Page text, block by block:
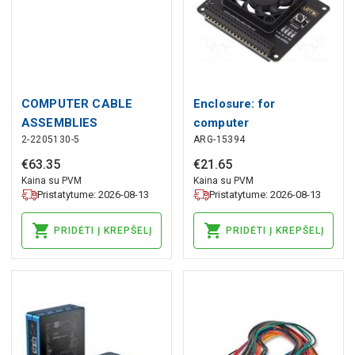
COMPUTER CABLE
ASSEMBLIES
2-2205130-5
€63.35
Kaina su PVM
Pristatytume: 2026-08-13
PRIDĖTI Į KREPŠELĮ
Enclosure: for
computer
ARG-15394
€21 .65
Kaina su PVM
Pristatytume: 2026-08-13
PRIDĖTI Į KREPŠELĮ